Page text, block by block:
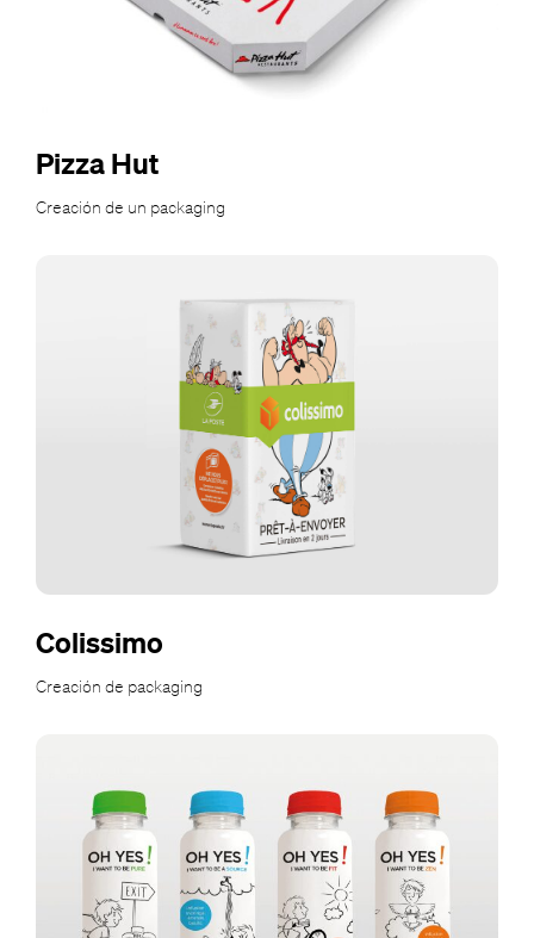
Pizza Hut
Creación de un packaging
Colissimo
Creación de packaging